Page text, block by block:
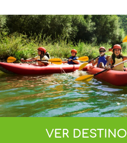
VER DESTINO